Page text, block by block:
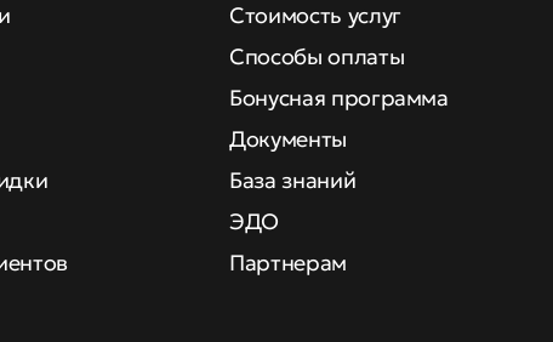
Стоимость услуг
Способы оплаты
Бонусная программа
Документы
База знаний
ЭДО
Партнерам